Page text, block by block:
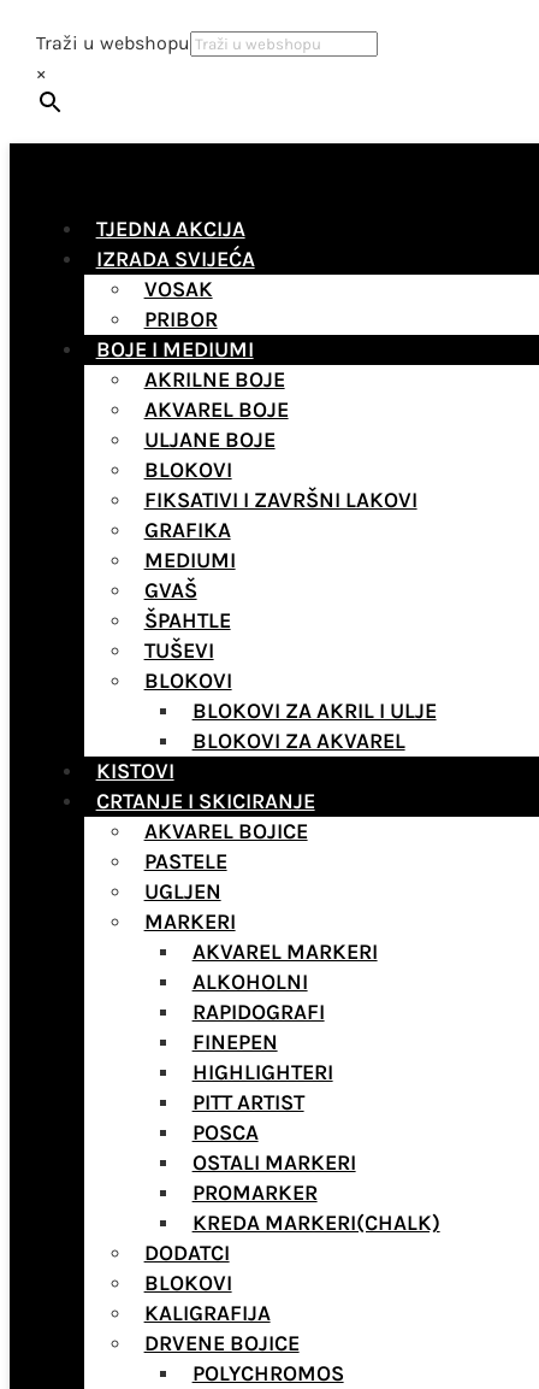
Traži u webshopu
×
TJEDNA AKCIJA
IZRADA SVIJEĆA
VOSAK
PRIBOR
BOJE I MEDIUMI
AKRILNE BOJE
AKVAREL BOJE
ULJANE BOJE
BLOKOVI
FIKSATIVI I ZAVRŠNI LAKOVI
GRAFIKA
MEDIUMI
GVAŠ
ŠPAHTLE
TUŠEVI
BLOKOVI
BLOKOVI ZA AKRIL I ULJE
BLOKOVI ZA AKVAREL
KISTOVI
CRTANJE I SKICIRANJE
AKVAREL BOJICE
PASTELE
UGLJEN
MARKERI
AKVAREL MARKERI
ALKOHOLNI
RAPIDOGRAFI
FINEPEN
HIGHLIGHTERI
PITT ARTIST
POSCA
OSTALI MARKERI
PROMARKER
KREDA MARKERI(CHALK)
DODATCI
BLOKOVI
KALIGRAFIJA
DRVENE BOJICE
POLYCHROMOS